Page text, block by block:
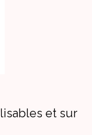
et sur